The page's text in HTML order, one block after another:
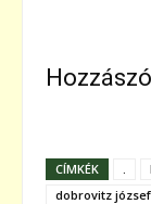
CÍMKÉK
dobrovitz józsef